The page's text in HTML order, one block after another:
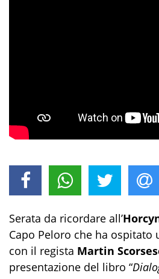
Serata da ricordare all’
Capo Peloro che ha ospitato
con il regista Martin
presentazione del libro “